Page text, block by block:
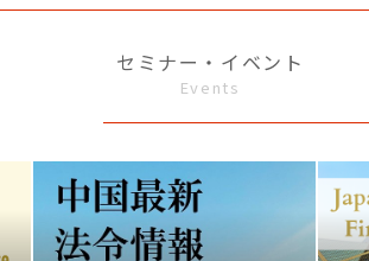
セミナー・イベント
Events